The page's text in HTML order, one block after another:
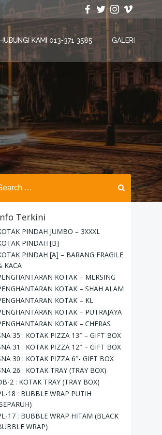
KAMI 013-371 3585 GALERI
Terkini
PINDAH JUMBO – 3XXXL
PINDAH [B]
PINDAH [A] – BARANG FRAGILE
KACA
KOTAK – MERSING
KOTAK – SHAH ALAM
KOTAK – KL
KOTAK – PUTRAJAYA
KOTAK – CHERAS
35 : KOTAK PIZZA 13″ – GIFT BOX
31 : KOTAK PIZZA 12″ – GIFT BOX
30 : KOTAK PIZZA 6″- GIFT BOX
26 : KOTAK TRAY (TRAY BOX)
2 : KOTAK TRAY (TRAY BOX)
18 : BUBBLE WRAP PUTIH
17 : BUBBLE WRAP HITAM (BLACK
WRAP)